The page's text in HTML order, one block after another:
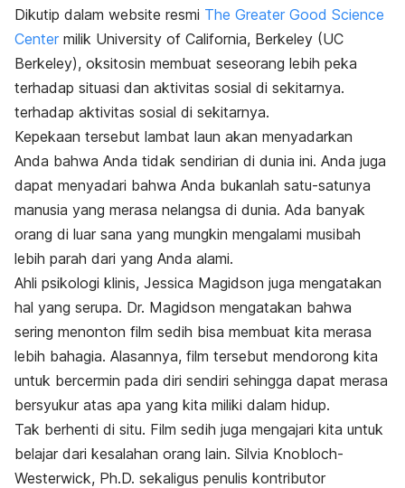
Dikutip dalam website resmi The Greater Good Science
Center milik University of California, Berkeley (UC
Berkeley), oksitosin membuat seseorang lebih peka
terhadap situasi dan aktivitas sosial di sekitarnya.
terhadap aktivitas sosial di sekitarnya.
Kepekaan tersebut lambat laun akan menyadarkan
Anda bahwa Anda tidak sendirian di dunia ini. Anda juga
dapat menyadari bahwa Anda bukanlah satu-satunya
manusia yang merasa nelangsa di dunia. Ada banyak
orang di luar sana yang mungkin mengalami musibah
lebih parah dari yang Anda alami.
Ahli psikologi klinis, Jessica Magidson juga mengatakan
hal yang serupa. Dr. Magidson mengatakan bahwa
sering menonton film sedih bisa membuat kita merasa
lebih bahagia. Alasannya, film tersebut mendorong kita
untuk bercermin pada diri sendiri sehingga dapat merasa
bersyukur atas apa yang kita miliki dalam hidup.
Tak berhenti di situ. Film sedih juga mengajari kita untuk
belajar dari kesalahan orang lain. Silvia Knobloch-
Westerwick, Ph.D. sekaligus penulis kontributor